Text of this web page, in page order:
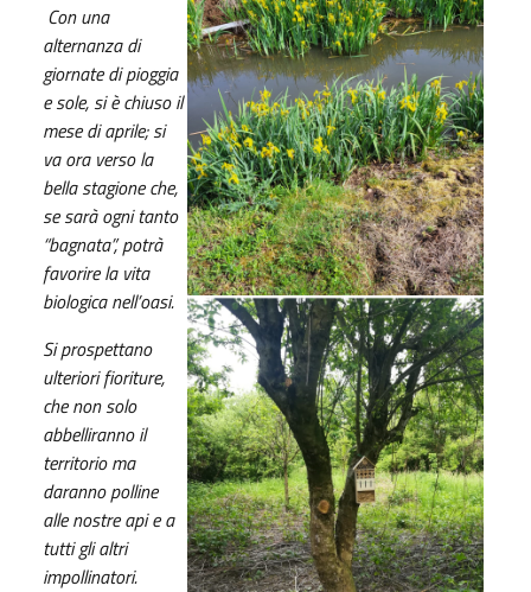
Con una
alternanza di
giornate di pioggia
e sole, si è chiuso il
mese di aprile; si
va ora verso la
bella stagione che,
se sarà ogni tanto
“bagnata”, potrà
favorire la vita
biologica nell’oasi.
Si prospettano
ulteriori fioriture,
che non solo
abbelliranno il
territorio ma
daranno polline
alle nostre api e a
tutti gli altri
impollinatori.